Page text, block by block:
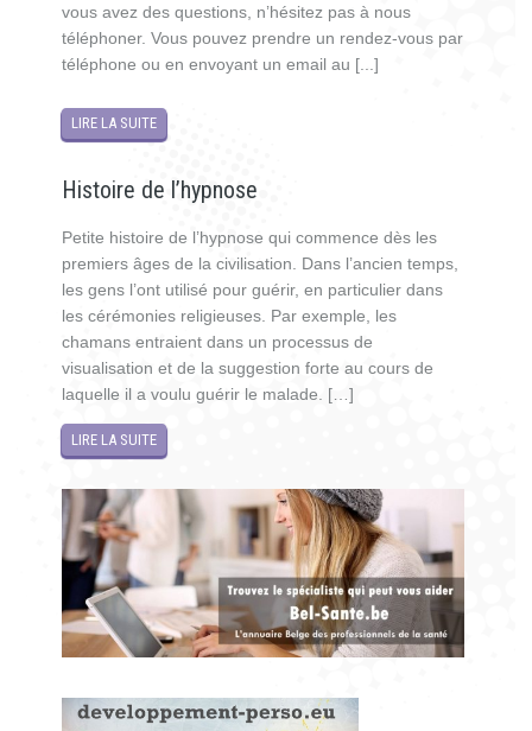
vous avez des questions, n’hésitez pas à nous
téléphoner. Vous pouvez prendre un rendez-vous par
téléphone ou en envoyant un email au [...]
LIRE LA SUITE
Histoire de l’hypnose
Petite histoire de l’hypnose qui commence dès les
premiers âges de la civilisation. Dans l’ancien temps,
les gens l’ont utilisé pour guérir, en particulier dans
les cérémonies religieuses. Par exemple, les
chamans entraient dans un processus de
visualisation et de la suggestion forte au cours de
laquelle il a voulu guérir le malade. […]
LIRE LA SUITE